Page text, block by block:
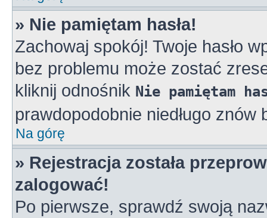
» Nie pamiętam hasła!
Zachowaj spokój! Twoje hasło
bez problemu może zostać
kliknij odnośnik Nie pamiętam
prawdopodobnie niedługo
Na górę
» Rejestracja została
zalogować!
Po pierwsze, sprawdź swoją